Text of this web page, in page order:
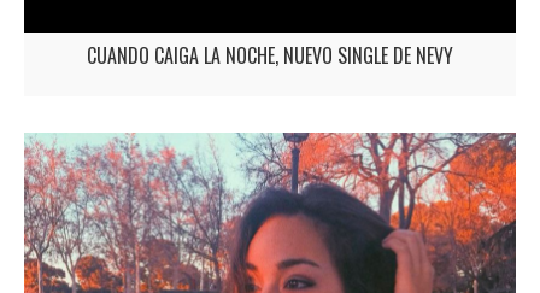
'Cuando caiga la noche' nuevo single de NEVY Nevy nos sorprende con
una canción bipolar, llena de nostalgia y alegría. El atardecer de las
calles de Madrid es el escenario de dos historias de amor paralelas que
se sumergen poco a poco en la noche y en las luces de una ciudad que
rezuma vida en pleno…
CUANDO CAIGA LA NOCHE, NUEVO SINGLE DE NEVY